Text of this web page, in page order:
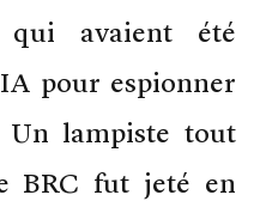
qui avaient été
pour espionner
Un lampiste tout
BRC fut jeté en